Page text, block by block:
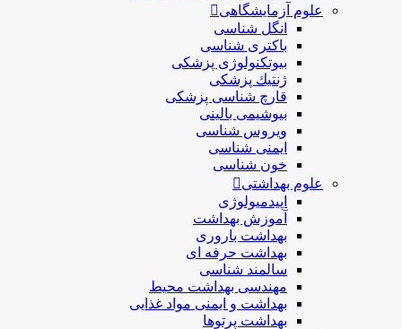
علوم آزمایشگاهی
انگل شناسی
باکتری شناسی
بیوتکنولوژی پزشکی
ژنتيك پزشکی
قارچ شناسی پزشكی
بیوشیمی بالینی
ویروس شناسی
ایمنی شناسی
خون شناسی
علوم بهداشتی
اپیدمیولوژی
آموزش بهداشت
بهداشت باروری
بهداشت حرفه ای
سالمند شناسی
مهندسی بهداشت محيط
بهداشت و ایمنی مواد غذایی
بهداشت پرتوها